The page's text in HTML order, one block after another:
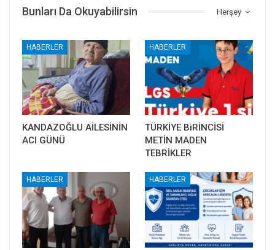
Herşey
Bunları Da Okuyabilirsin
HABERLER
KANDAZOĞLU AİLESİNİN
ACI GÜNÜ
HABERLER
TÜRKİYE BiRİNCİSİ
METİN MADEN
TEBRİKLER
HABERLER HABERLER